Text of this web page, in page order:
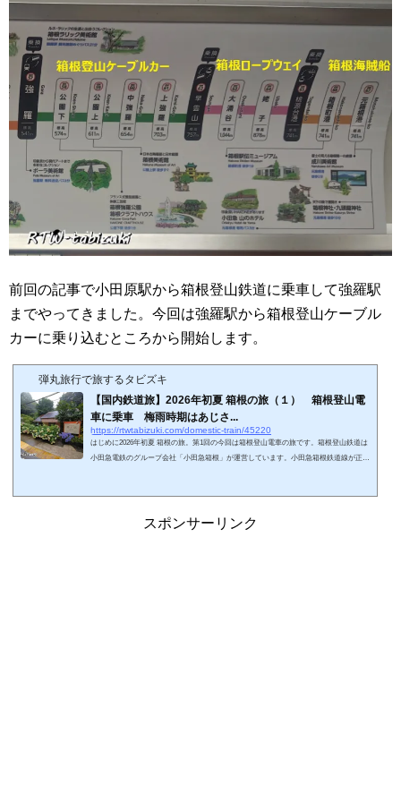
前回の記事で小田原駅から箱根登山鉄道に乗車して強羅駅
までやってきました。今回は強羅駅から箱根登山ケーブル
カーに乗り込むところから開始します。
弾丸旅行で旅するタビズキ
【国内鉄道旅】2026年初夏 箱根の旅（１） 箱根登山電
車に乗車 梅雨時期はあじさ...
https://rtwtabizuki.com/domestic-train/45220
はじめに2026年初夏 箱根の旅。第1回の今回は箱根登山電車の旅です。箱根登山鉄道は
小田急電鉄のグループ会社「小田急箱根」が運営しています。小田急箱根鉄道線が正式
は1時間3～4本程度（ロマンスカーを含む）、箱根湯本ー強羅間も1時間3～4本程度運行
スポンサーリンク